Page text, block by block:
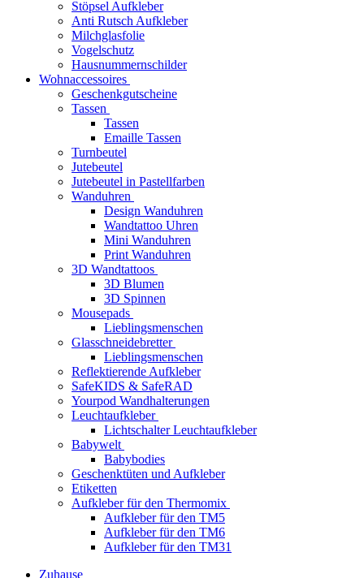
Stöpsel Aufkleber
Anti Rutsch Aufkleber
Milchglasfolie
Vogelschutz
Hausnummernschilder
Wohnaccessoires
Geschenkgutscheine
Tassen
Tassen
Emaille Tassen
Turnbeutel
Jutebeutel
Jutebeutel in Pastellfarben
Wanduhren
Design Wanduhren
Wandtattoo Uhren
Mini Wanduhren
Print Wanduhren
3D Wandtattoos
3D Blumen
3D Spinnen
Mousepads
Lieblingsmenschen
Glasschneidebretter
Lieblingsmenschen
Reflektierende Aufkleber
SafeKIDS & SafeRAD
Yourpod Wandhalterungen
Leuchtaufkleber
Lichtschalter Leuchtaufkleber
Babywelt
Babybodies
Geschenktüten und Aufkleber
Etiketten
Aufkleber für den Thermomix
Aufkleber für den TM5
Aufkleber für den TM6
Aufkleber für den TM31
Zuhause